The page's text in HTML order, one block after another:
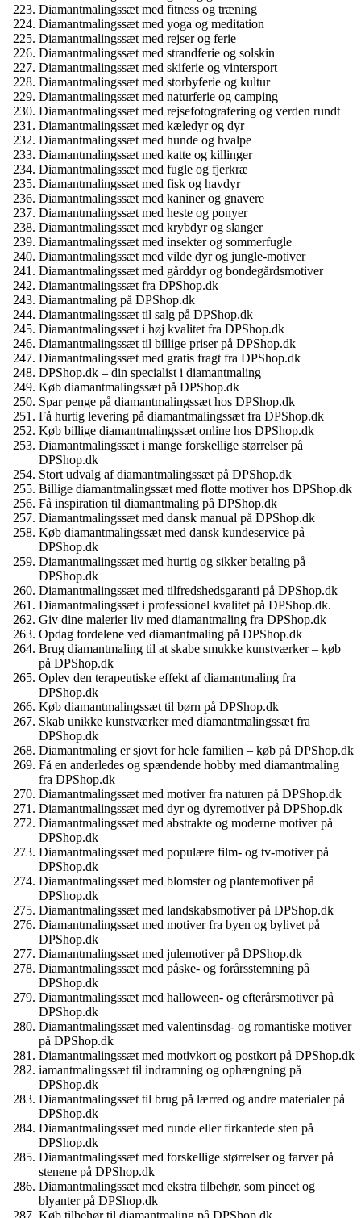
Diamantmalingssæt med fitness og træning
Diamantmalingssæt med yoga og meditation
Diamantmalingssæt med rejser og ferie
Diamantmalingssæt med strandferie og solskin
Diamantmalingssæt med skiferie og vintersport
Diamantmalingssæt med storbyferie og kultur
Diamantmalingssæt med naturferie og camping
Diamantmalingssæt med rejsefotografering og verden rundt
Diamantmalingssæt med kæledyr og dyr
Diamantmalingssæt med hunde og hvalpe
Diamantmalingssæt med katte og killinger
Diamantmalingssæt med fugle og fjerkræ
Diamantmalingssæt med fisk og havdyr
Diamantmalingssæt med kaniner og gnavere
Diamantmalingssæt med heste og ponyer
Diamantmalingssæt med krybdyr og slanger
Diamantmalingssæt med insekter og sommerfugle
Diamantmalingssæt med vilde dyr og jungle-motiver
Diamantmalingssæt med gårddyr og bondegårdsmotiver
Diamantmalingssæt fra DPShop.dk
Diamantmaling på DPShop.dk
Diamantmalingssæt til salg på DPShop.dk
Diamantmalingssæt i høj kvalitet fra DPShop.dk
Diamantmalingssæt til billige priser på DPShop.dk
Diamantmalingssæt med gratis fragt fra DPShop.dk
DPShop.dk – din specialist i diamantmaling
Køb diamantmalingssæt på DPShop.dk
Spar penge på diamantmalingssæt hos DPShop.dk
Få hurtig levering på diamantmalingssæt fra DPShop.dk
Køb billige diamantmalingssæt online hos DPShop.dk
Diamantmalingssæt i mange forskellige størrelser på
DPShop.dk
Stort udvalg af diamantmalingssæt på DPShop.dk
Billige diamantmalingssæt med flotte motiver hos DPShop.dk
Få inspiration til diamantmaling på DPShop.dk
Diamantmalingssæt med dansk manual på DPShop.dk
Køb diamantmalingssæt med dansk kundeservice på
DPShop.dk
Diamantmalingssæt med hurtig og sikker betaling på
DPShop.dk
Diamantmalingssæt med tilfredshedsgaranti på DPShop.dk
Diamantmalingssæt i professionel kvalitet på DPShop.dk.
Giv dine malerier liv med diamantmaling fra DPShop.dk
Opdag fordelene ved diamantmaling på DPShop.dk
Brug diamantmaling til at skabe smukke kunstværker – køb
på DPShop.dk
Oplev den terapeutiske effekt af diamantmaling fra
DPShop.dk
Køb diamantmalingssæt til børn på DPShop.dk
Skab unikke kunstværker med diamantmalingssæt fra
DPShop.dk
Diamantmaling er sjovt for hele familien – køb på DPShop.dk
Få en anderledes og spændende hobby med diamantmaling
fra DPShop.dk
Diamantmalingssæt med motiver fra naturen på DPShop.dk
Diamantmalingssæt med dyr og dyremotiver på DPShop.dk
Diamantmalingssæt med abstrakte og moderne motiver på
DPShop.dk
Diamantmalingssæt med populære film- og tv-motiver på
DPShop.dk
Diamantmalingssæt med blomster og plantemotiver på
DPShop.dk
Diamantmalingssæt med landskabsmotiver på DPShop.dk
Diamantmalingssæt med motiver fra byen og bylivet på
DPShop.dk
Diamantmalingssæt med julemotiver på DPShop.dk
Diamantmalingssæt med påske- og forårsstemning på
DPShop.dk
Diamantmalingssæt med halloween- og efterårsmotiver på
DPShop.dk
Diamantmalingssæt med valentinsdag- og romantiske motiver
på DPShop.dk
Diamantmalingssæt med motivkort og postkort på DPShop.dk
iamantmalingssæt til indramning og ophængning på
DPShop.dk
Diamantmalingssæt til brug på lærred og andre materialer på
DPShop.dk
Diamantmalingssæt med runde eller firkantede sten på
DPShop.dk
Diamantmalingssæt med forskellige størrelser og farver på
stenene på DPShop.dk
Diamantmalingssæt med ekstra tilbehør, som pincet og
blyanter på DPShop.dk
Køb tilbehør til diamantmaling på DPShop.dk